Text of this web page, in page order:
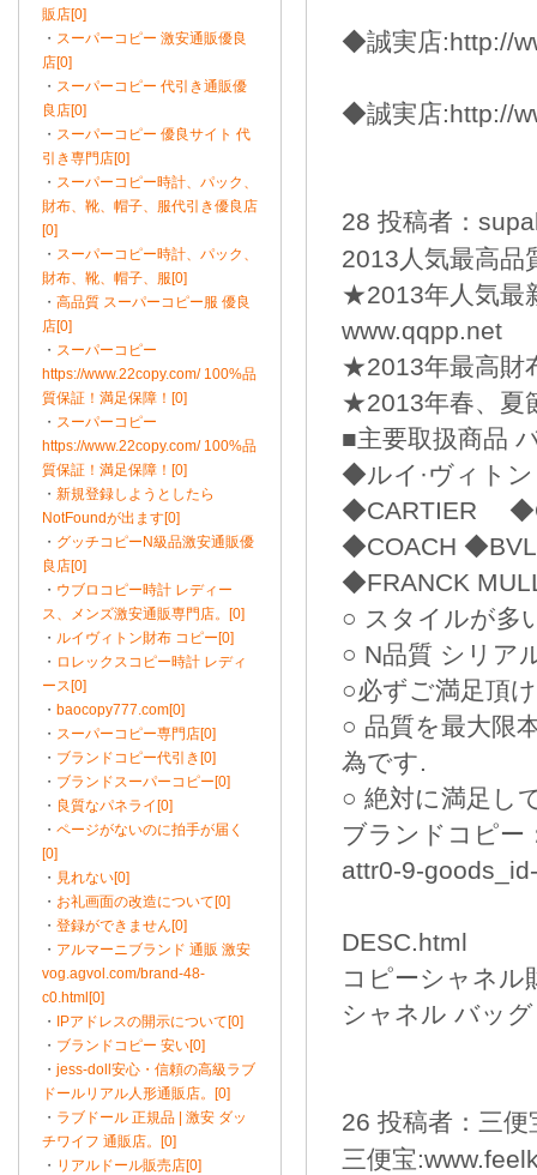
販店[0]
・ スーパーコピー 激安通販優良
店[0]
・ スーパーコピー 代引き通販優
良店[0]
・ スーパーコピー 優良サイト 代
引き専門店[0]
・ スーパーコピー時計、パック、
財布、靴、帽子、服代引き優良店
[0]
・ スーパーコピー時計、パック、
財布、靴、帽子、服[0]
・ 高品質 スーパーコピー服 優良
店[0]
・ スーパーコピー
https://www.22copy.com/ 100%品
質保証！満足保障！[0]
・ スーパーコピー
https://www.22copy.com/ 100%品
質保証！満足保障！[0]
・ 新規登録しようとしたら
NotFoundが出ます[0]
・ グッチコピーN級品激安通販優
良店[0]
・ ウブロコピー時計 レディー
ス、メンズ激安通販専門店。[0]
・ ルイヴィトン財布 コピー[0]
・ ロレックスコピー時計 レディ
ース[0]
・ baocopy777.com[0]
・ スーパーコピー専門店[0]
・ ブランドコピー代引き[0]
・ ブランドスーパーコピー[0]
・ 良質なパネライ[0]
・ ページがないのに拍手が届く
[0]
・ 見れない[0]
・ お礼画面の改造について[0]
・ 登録ができません[0]
・ アルマーニブランド 通販 激安
vog.agvol.com/brand-48-
c0.html[0]
・
IPアドレスの開示について[0]
・ ブランドコピー 安い[0]
・ jess-doll安心・信頼の高級ラブ
ドールリアル人形通販店。[0]
・ ラブドール 正規品 | 激安 ダッ
チワイフ 通販店。[0]
・ リアルドール販売店[0]
◆誠実店:http://
◆誠実店:http://
28 投稿者：
2013人気最高品
★2013年人気最
www.qqpp.net
★2013年最高財
★2013年春、夏
■主要取扱商品
◆ルイ·ヴィ
◆CARTIER
◆COACH
◆FRANCK
○ スタイルが多
○ N品質 シリア
○必ずご満足頂
○ 品質を最大限
為です.
○ 絶対に満足し
ブランドコピー
attr0-9-goods_id-
DESC.html
コピーシャネル
シャネル バッ
26 投稿者：三
三便宝